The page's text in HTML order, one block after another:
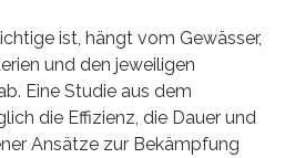
ist, hängt vom Gewässer,
und den jeweiligen
Eine Studie aus dem
die Effizienz, die Dauer und
Ansätze zur Bekämpfung